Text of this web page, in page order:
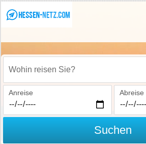
Wohin reisen Sie?
Anreise Abreise
Suchen